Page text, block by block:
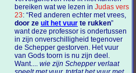
bereiken wat we lezen in Judas vers
23: “Red anderen echter met vrees,
door ze uit het vuurte rukken”
want deze professor is ondertussen
in zijn onverschilligheid tegenover
de Schepper gestorven. Het vuur
van Gods toorn is nu zijn deel.
Want.... wie zijn Schepper verlaat